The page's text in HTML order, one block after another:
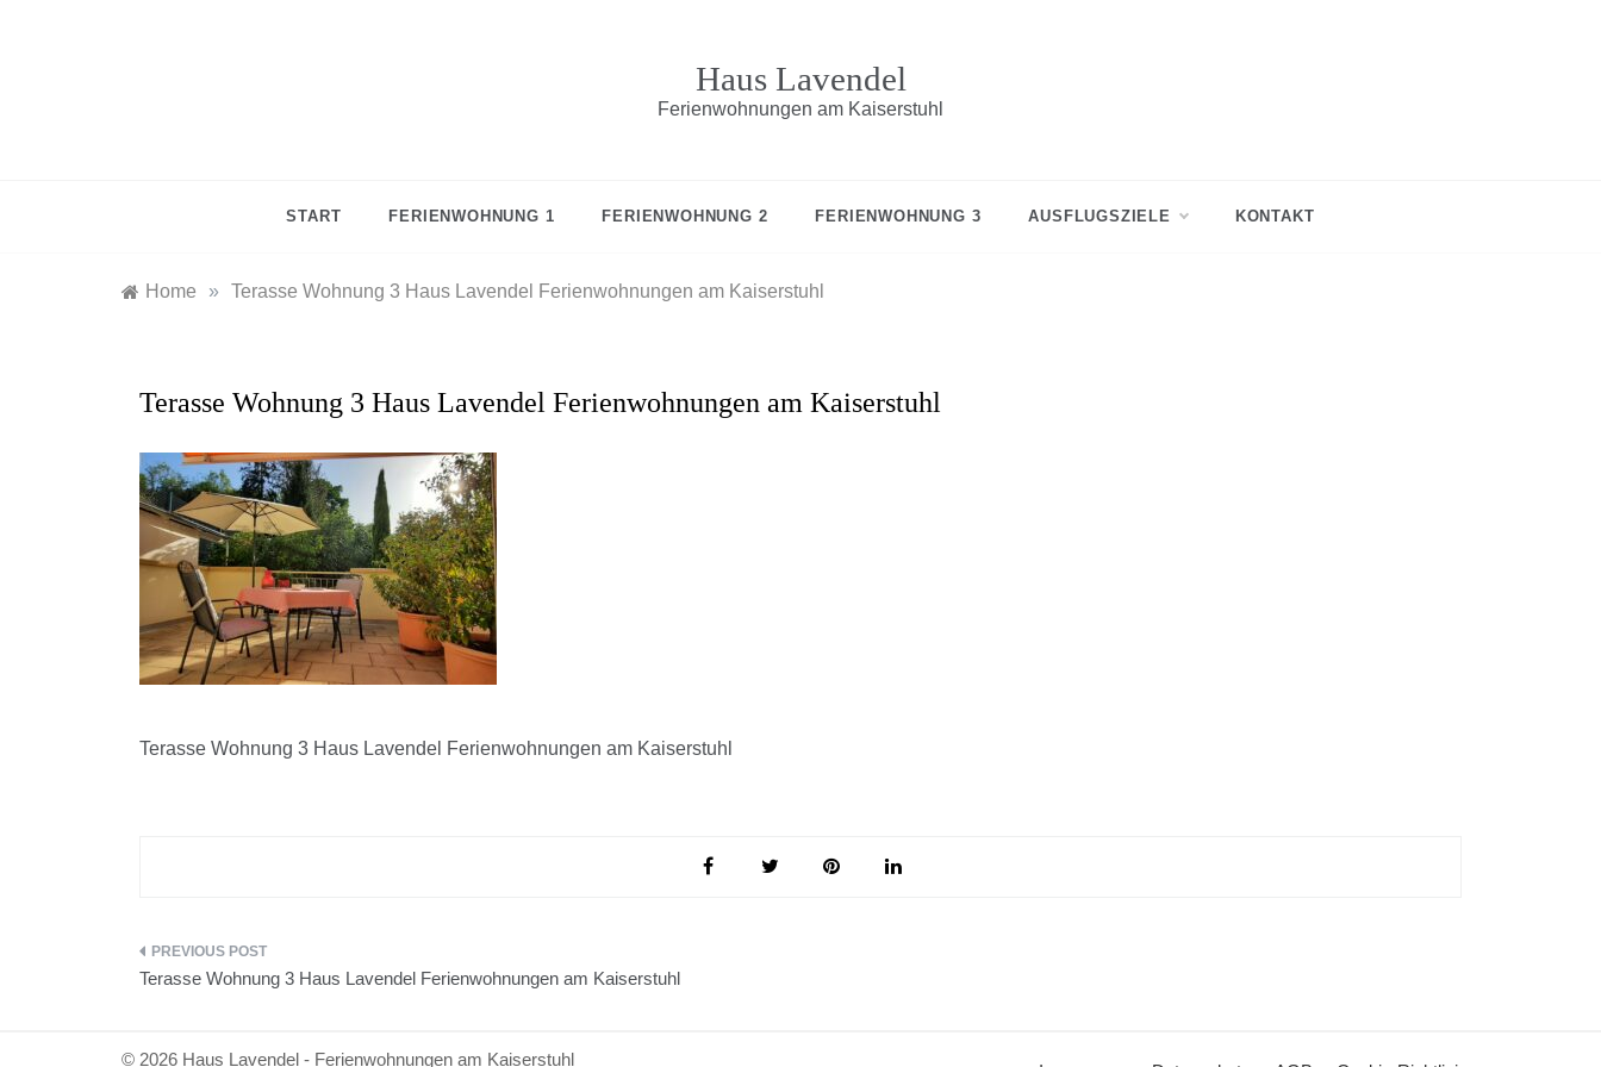
Haus Lavendel
Ferienwohnungen am Kaiserstuhl
START FERIENWOHNUNG 1 FERIENWOHNUNG 2 FERIENWOHNUNG 3 AUSFLUGSZIELE KONTAKT
Home » Terasse Wohnung 3 Haus Lavendel Ferienwohnungen am Kaiserstuhl
Terasse Wohnung 3 Haus Lavendel Ferienwohnungen am Kaiserstuhl
Terasse Wohnung 3 Haus Lavendel Ferienwohnungen am Kaiserstuhl
Beitragsnavigation
Terasse Wohnung 3 Haus Lavendel Ferienwohnungen am Kaiserstuhl
© 2026 Haus Lavendel - Ferienwohnungen am Kaiserstuhl